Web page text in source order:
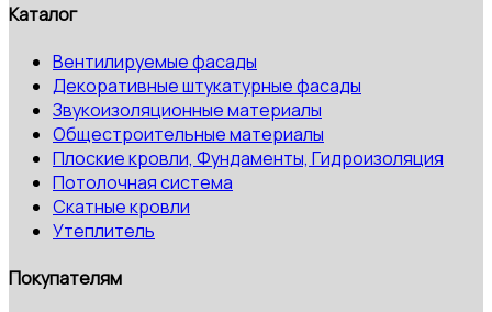
Каталог
Вентилируемые фасады
Декоративные штукатурные фасады
Звукоизоляционные материалы
Общестроительные материалы
Плоские кровли, Фундаменты, Гидроизоляция
Потолочная система
Скатные кровли
Утеплитель
Покупателям